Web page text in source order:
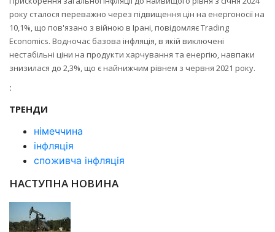
року сталося переважно через підвищення цін на енергоносії на
10,1%, що пов'язано з війною в Ірані, повідомляє Trading
Economics. Водночас базова інфляція, в якій виключені
нестабільні ціни на продукти харчування та енергію, навпаки
знизилася до 2,3%, що є найнижчим рівнем з червня 2021 року.
:
ТРЕНДИ
німеччина
інфляція
споживча інфляція
НАСТУПНА НОВИНА